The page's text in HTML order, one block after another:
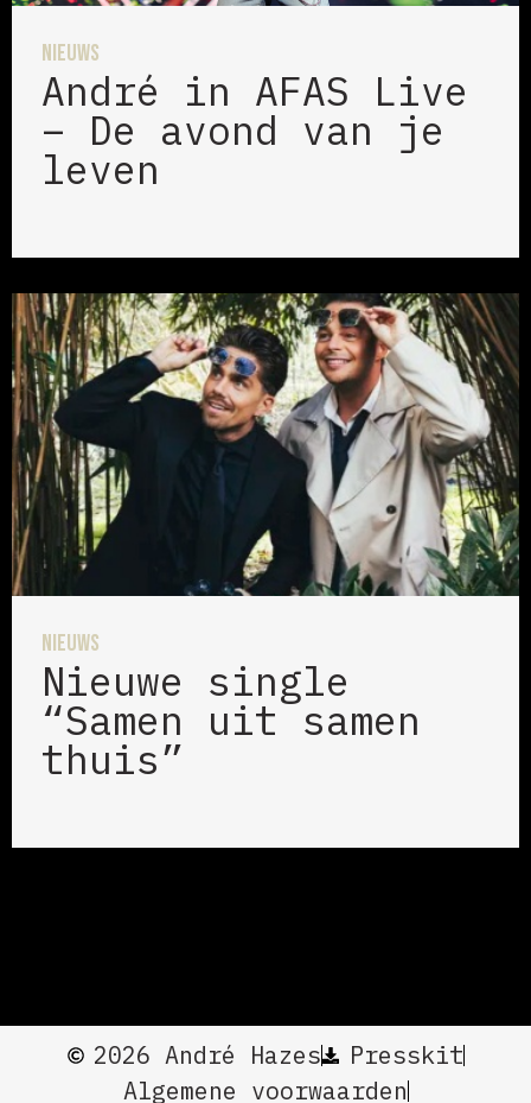
Nieuws
André in AFAS Live
– De avond van je
leven
Nieuws
Nieuwe single
“Samen uit samen
thuis”
2026 André Hazes
Presskit
Algemene voorwaarden